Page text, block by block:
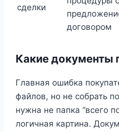
сделки
договором
Какие документы
Главная ошибка
файлов, но не собрать
нужна не папка “всего
логичная картина.